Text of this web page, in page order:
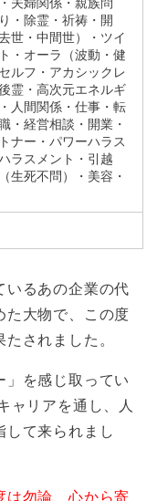
夫婦関係・親族問
・除霊・祈祷・開
世・中間世）・ツイ
・オーラ（波動・健
ルフ・アカシックレ
霊・高次元エネルギ
人間関係・仕事・転
・経営相談・開業・
ナー・パワーハラス
ラスメント・引越
生死不問）・美容・
いるあの企業の代
た大物で、この度
されました。
」を感じ取ってい
ャリアを通し、人
して来られまし
は勿論、心から寄